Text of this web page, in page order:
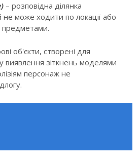
– розповідна ділянка
не може ходити по локації або
предметами.
об'єкти, створені для
виявлення зіткнень моделями
персонаж не